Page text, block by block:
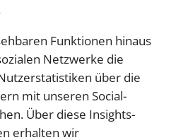
Funktionen hinaus
Netzwerke die
über die
mit unseren Social-
Über diese Insights-
erhalten wir